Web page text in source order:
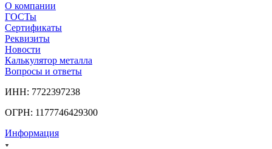
О компании
ГОСТы
Сертификаты
Реквизиты
Новости
Калькулятор металла
Вопросы и ответы
ИНН: 7722397238
ОГРН: 1177746429300
Информация